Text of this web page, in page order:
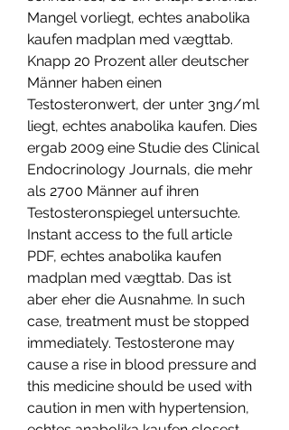
Mangel vorliegt, echtes anabolika
kaufen madplan med vægttab.
Knapp 20 Prozent aller deutscher
Männer haben einen
Testosteronwert, der unter 3ng/ml
liegt, echtes anabolika kaufen. Dies
ergab 2009 eine Studie des Clinical
Endocrinology Journals, die mehr
als 2700 Männer auf ihren
Testosteronspiegel untersuchte.
Instant access to the full article
PDF, echtes anabolika kaufen
madplan med vægttab. Das ist
aber eher die Ausnahme. In such
case, treatment must be stopped
immediately. Testosterone may
cause a rise in blood pressure and
this medicine should be used with
caution in men with hypertension,